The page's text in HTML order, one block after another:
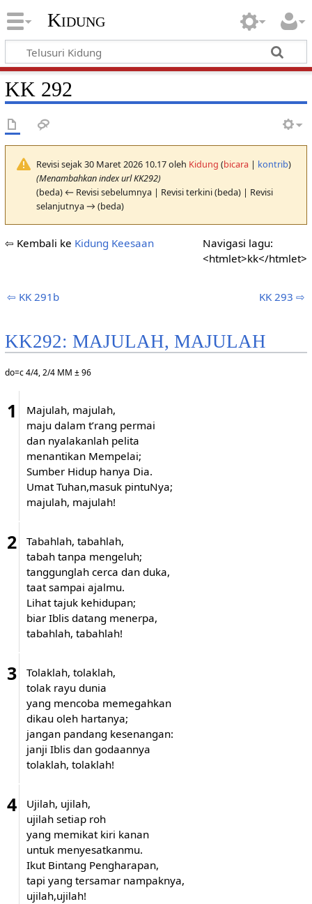
Kidung
KK 292
Revisi sejak 30 Maret 2026 10.17 oleh Kidung (bicara| kontrib)
(Menambahkan index url KK292)
(beda) ← Revisi sebelumnya | Revisi terkini (beda) | Revisi
selanjutnya → (beda)
Navigasi lagu:
<htmlet>kk</htmlet>
⇦ Kembali ke Kidung Keesaan
⇦ KK 291b KK 293 ⇨
KK292: MAJULAH, MAJULAH
do=c 4/4, 2/4 MM ± 96
1
Majulah, majulah,
maju dalam t’rang permai
dan nyalakanlah pelita
menantikan Mempelai;
Sumber Hidup hanya Dia.
Umat Tuhan,masuk pintuNya;
majulah, majulah!
2
Tabahlah, tabahlah,
tabah tanpa mengeluh;
tanggunglah cerca dan duka,
taat sampai ajalmu.
Lihat tajuk kehidupan;
biar Iblis datang menerpa,
tabahlah, tabahlah!
3
Tolaklah, tolaklah,
tolak rayu dunia
yang mencoba memegahkan
dikau oleh hartanya;
jangan pandang kesenangan:
janji Iblis dan godaannya
tolaklah, tolaklah!
4
Ujilah, ujilah,
ujilah setiap roh
yang memikat kiri kanan
untuk menyesatkanmu.
Ikut Bintang Pengharapan,
tapi yang tersamar nampaknya,
ujilah,ujilah!